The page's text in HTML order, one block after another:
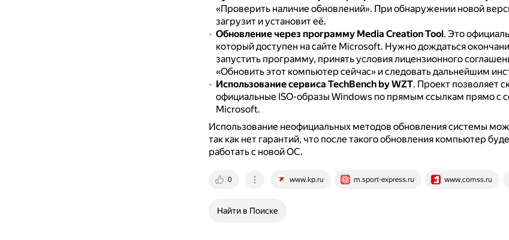
«Проверить наличие обновлений». При обнаружении новой
загрузит и установит её.
Обновление через программу Media Creation Tool. Это
который доступен на сайте Microsoft. Нужно дождаться
запустить программу, принять условия лицензионного
«Обновить этот компьютер сейчас» и следовать дальнейшим
Использование сервиса TechBench by WZT. Проект позволяет
официальные ISO-образы Windows по прямым ссылкам прямо с
Microsoft.
Использование неофициальных методов обновления системы
так как нет гарантий, что после такого обновления компьютер
работать с новой ОС.
0 www.kp.ru m.sport-express.ru www.comss.ru
Найти в Поиске